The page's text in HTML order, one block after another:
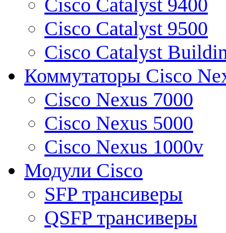
Cisco Catalyst 9400
Cisco Catalyst 9500
Cisco Catalyst
Коммутаторы Cisco
Cisco Nexus 7000
Cisco Nexus 5000
Cisco Nexus 1000v
Модули Cisco
SFP трансиверы
QSFP трансиверы